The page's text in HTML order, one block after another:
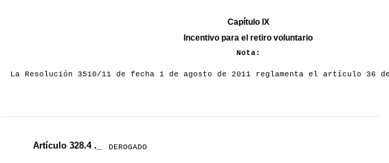
Capítulo IX
Incentivo para el retiro voluntario
Nota:
La Resolución 3510/11 de fecha 1 de agosto de 2011 reglamenta el artículo 36
Artículo 328.4 ._ DEROGADO